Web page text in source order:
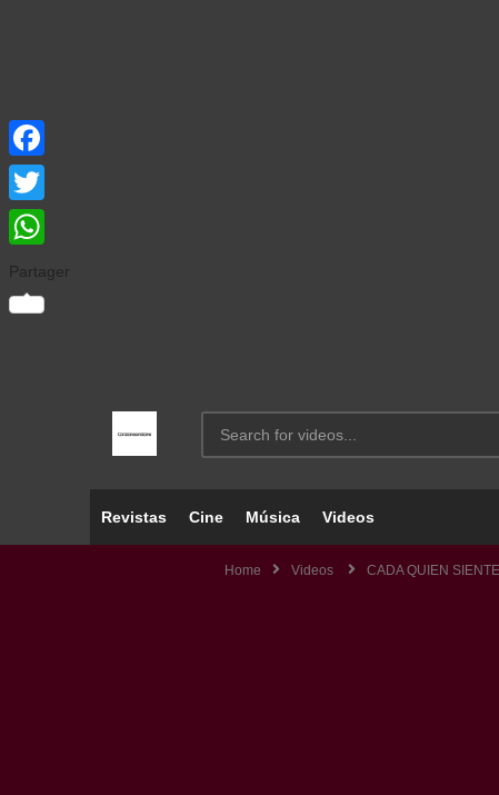
Revistas Cine Música Videos
Home Videos CADA QUIEN
Facebook
Twitter
WhatsApp
Partager